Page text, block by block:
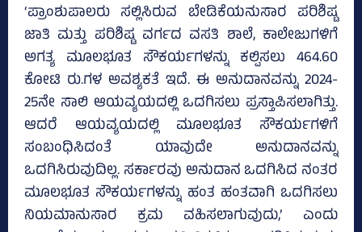
‘ಪ್ರಾಂಶುಪಾಲರು ಸಲ್ಲಿಸಿರುವ ಬೇಡಿಕೆಯನುಸಾರ ಪರಿಶಿಷ್ಟ
ಜಾತಿ ಮತ್ತು ಪರಿಶಿಷ್ಟ ವರ್ಗದ ವಸತಿ ಶಾಲೆ, ಕಾಲೇಜುಗಳಿಗೆ
ಅಗತ್ಯ ಮೂಲಭೂತ ಸೌಕರ್ಯಗಳನ್ನು ಕಲ್ಪಿಸಲು 464.60
ಕೋಟಿ ರು.ಗಳ ಅವಶ್ಯಕತೆ ಇದೆ. ಈ ಅನುದಾನವನ್ನು 2024-
25ನೇ ಸಾಲಿ ಆಯವ್ಯಯದಲ್ಲಿ ಒದಗಿಸಲು ಪ್ರಸ್ತಾಪಿಸಲಾಗಿತ್ತು.
ಆದರೆ ಆಯವ್ಯಯದಲ್ಲಿ ಮೂಲಭೂತ ಸೌಕರ್ಯಗಳಿಗೆ
ಸಂಬಂಧಿಸಿದಂತೆ ಯಾವುದೇ ಅನುದಾನವನ್ನು
ಒದಗಿಸಿರುವುದಿಲ್ಲ. ಸರ್ಕಾರವು ಅನುದಾನ ಒದಗಿಸಿದ ನಂತರ
ಮೂಲಭೂತ ಸೌಕರ್ಯಗಳನ್ನು ಹಂತ ಹಂತವಾಗಿ ಒದಗಿಸಲು
ನಿಯಮಾನುಸಾರ ಕ್ರಮ ವಹಿಸಲಾಗುವುದು,’ ಎಂದು